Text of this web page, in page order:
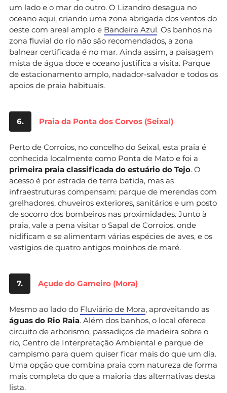
um lado e o mar do outro. O Lizandro desagua no
oceano aqui, criando uma zona abrigada dos ventos do
oeste com areal amplo e Bandeira Azul. Os banhos na
zona fluvial do rio não são recomendados, a zona
balnear certificada é no mar. Ainda assim, a paisagem
mista de água doce e oceano justifica a visita. Parque
de estacionamento amplo, nadador-salvador e todos os
apoios de praia habituais.
6. Praia da Ponta dos Corvos (Seixal)
Perto de Corroios, no concelho do Seixal, esta praia é
conhecida localmente como Ponta de Mato e foi a
primeira praia classificada do estuário do Tejo. O
acesso é por estrada de terra batida, mas as
infraestruturas compensam: parque de merendas com
grelhadores, chuveiros exteriores, sanitários e um posto
de socorro dos bombeiros nas proximidades. Junto à
praia, vale a pena visitar o Sapal de Corroios, onde
nidificam e se alimentam várias espécies de aves, e os
vestígios de quatro antigos moinhos de maré.
7. Açude do Gameiro (Mora)
Mesmo ao lado do Fluviário de Mora, aproveitando as
águas do Rio Raia. Além dos banhos, o local oferece
circuito de arborismo, passadiços de madeira sobre o
rio, Centro de Interpretação Ambiental e parque de
campismo para quem quiser ficar mais do que um dia.
Uma opção que combina praia com natureza de forma
mais completa do que a maioria das alternativas desta
lista.